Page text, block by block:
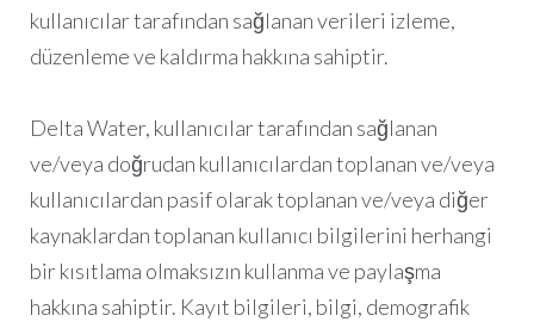
kullanıcılar tarafından sağlanan verileri izleme,
düzenleme ve kaldırma hakkına sahiptir.
Delta Water, kullanıcılar tarafından sağlanan
ve/veya doğrudan kullanıcılardan toplanan ve/veya
kullanıcılardan pasif olarak toplanan ve/veya diğer
kaynaklardan toplanan kullanıcı bilgilerini herhangi
bir kısıtlama olmaksızın kullanma ve paylaşma
hakkına sahiptir. Kayıt bilgileri, bilgi, demografik